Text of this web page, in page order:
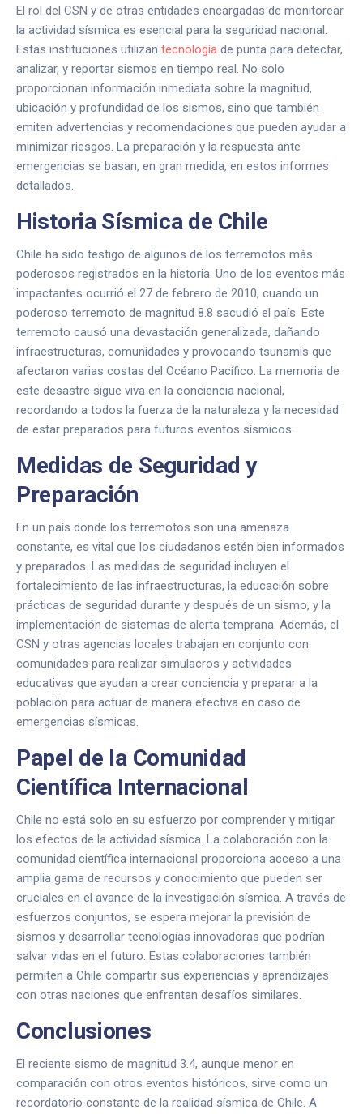
El rol del CSN y de otras entidades encargadas de monitorear
la actividad sísmica es esencial para la seguridad nacional.
Estas instituciones utilizan tecnología de punta para detectar,
analizar, y reportar sismos en tiempo real. No solo
proporcionan información inmediata sobre la magnitud,
ubicación y profundidad de los sismos, sino que también
emiten advertencias y recomendaciones que pueden ayudar a
minimizar riesgos. La preparación y la respuesta ante
emergencias se basan, en gran medida, en estos informes
detallados.
Historia Sísmica de Chile
Chile ha sido testigo de algunos de los terremotos más
poderosos registrados en la historia. Uno de los eventos más
impactantes ocurrió el 27 de febrero de 2010, cuando un
poderoso terremoto de magnitud 8.8 sacudió el país. Este
terremoto causó una devastación generalizada, dañando
infraestructuras, comunidades y provocando tsunamis que
afectaron varias costas del Océano Pacífico. La memoria de
este desastre sigue viva en la conciencia nacional,
recordando a todos la fuerza de la naturaleza y la necesidad
de estar preparados para futuros eventos sísmicos.
Medidas de Seguridad y
Preparación
En un país donde los terremotos son una amenaza
constante, es vital que los ciudadanos estén bien informados
y preparados. Las medidas de seguridad incluyen el
fortalecimiento de las infraestructuras, la educación sobre
prácticas de seguridad durante y después de un sismo, y la
implementación de sistemas de alerta temprana. Además, el
CSN y otras agencias locales trabajan en conjunto con
comunidades para realizar simulacros y actividades
educativas que ayudan a crear conciencia y preparar a la
población para actuar de manera efectiva en caso de
emergencias sísmicas.
Papel de la Comunidad
Científica Internacional
Chile no está solo en su esfuerzo por comprender y mitigar
los efectos de la actividad sísmica. La colaboración con la
comunidad científica internacional proporciona acceso a una
amplia gama de recursos y conocimiento que pueden ser
cruciales en el avance de la investigación sísmica. A través de
esfuerzos conjuntos, se espera mejorar la previsión de
sismos y desarrollar tecnologías innovadoras que podrían
salvar vidas en el futuro. Estas colaboraciones también
permiten a Chile compartir sus experiencias y aprendizajes
con otras naciones que enfrentan desafíos similares.
Conclusiones
El reciente sismo de magnitud 3.4, aunque menor en
comparación con otros eventos históricos, sirve como un
recordatorio constante de la realidad sísmica de Chile. A